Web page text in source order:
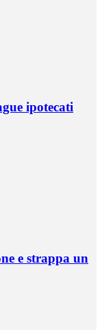
ipotecati
e strappa un